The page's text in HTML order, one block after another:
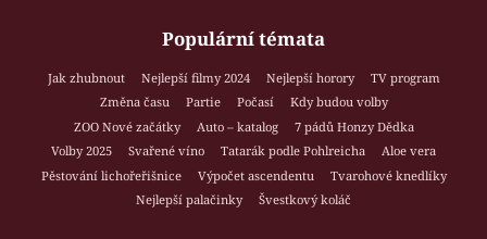
Populární témata
Jak zhubnout Nejlepší filmy 2024 Nejlepší horory
TV program
Změna času
Partie Počasí
Kdy budou volby
ZOO Nové začátky
Auto – katalog
7 pádů Honzy Dědka
Volby 2025
Svařené víno Tatarák podle Pohlreicha
Aloe vera
Pěstování lichořeřišnice
Výpočet ascendentu
Tvarohové knedlíky
Nejlepší palačinky
Švestkový koláč